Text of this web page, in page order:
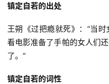
镇定自若的出处
王朔《过把瘾就死》：“当
看电影准备了手帕的女人们
了。”
镇定自若的词性